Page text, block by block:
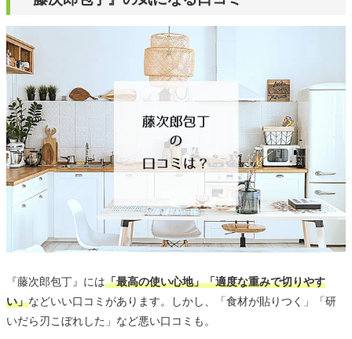
『藤次郎包丁』には「最高の使い心地」「適度な重みで切りやす
い」などいい口コミがあります。しかし、「食材が貼りつく」「研
いだら刃こぼれした」など悪い口コミも。